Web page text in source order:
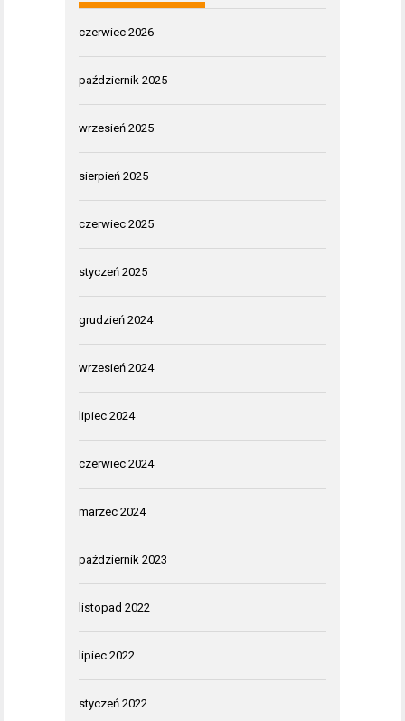
czerwiec 2026
październik 2025
wrzesień 2025
sierpień 2025
czerwiec 2025
styczeń 2025
grudzień 2024
wrzesień 2024
lipiec 2024
czerwiec 2024
marzec 2024
październik 2023
listopad 2022
lipiec 2022
styczeń 2022